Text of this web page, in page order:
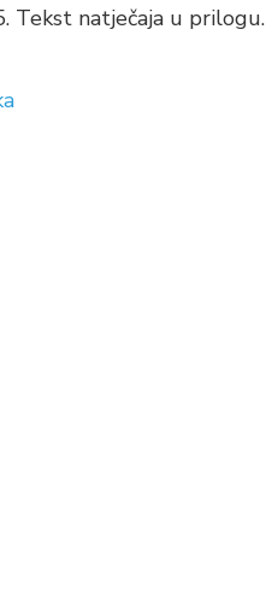
Tekst natječaja u prilogu.